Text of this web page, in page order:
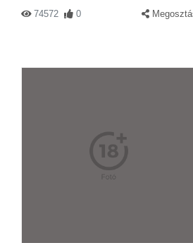
74572 0